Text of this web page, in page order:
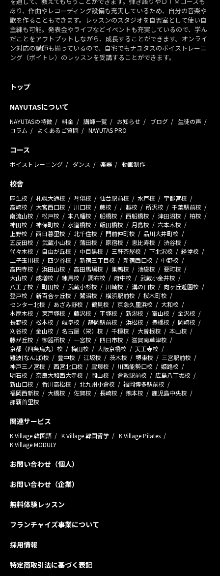
あり、作曲やレコーディング設備も充実しているため、自分の音楽や
歌を作ることもできます。レッスンのスタジオを自習室として使い自
主練も可能。発表会やライブなどイベントも充実しているので、学ん
だことをアウトプットしながら、成長することができます。オンライ
ン対応の講師も揃っているので、自宅でもナユタスのボイストレーニ
ング（ボイトレ）のレッスンを受講することができます。
トップ
NAYUTASについて
NAYUTASの特徴 料金 講師一覧 お知らせ ブログ
生徒の声
コラム
よくあるご質問 NAYUTAS PRO
コース
ボイストレーニング ダンス 楽器 動画制作
校舎
麻生校 札幌大通校 琴似校 仙台駅前校 水戸校
宇都宮校
高崎校
大宮西口校 川口校 蕨校 川越校 所沢校
千葉駅前校
南流山校
松戸校 本八幡校 船橋校 西船橋校 津田沼校
柏校
神田校
神保町校 水道橋校 飯田橋校 月島校
六本木校
上野校
西日暮里校 北千住校 門前仲町校
品川大井町校
五反田校
武蔵小山校 蒲田校 原宿校 恵比寿校
渋谷校
代々木校
自由が丘校 中目黒校 三軒茶屋校 下北沢校
経堂校
二子玉川校
四ツ谷校 新宿三丁目校 新宿西口校
中野校
高円寺校
浜田山校 高田馬場校 巣鴨校 池袋校
要町校
大山校
成増校 練馬校 調布校 府中校
武蔵小金井校
八王子校
町田校 武蔵小杉校 川崎校 溝の口校
向ヶ丘遊園校
登戸校
新百合ヶ丘校 鷺沼校 横浜駅前校
桜木町校
センター北校
あざみ野校 鶴見校 京急久里浜校
大和校
本厚木校
東戸塚校 藤沢校 平塚校 新潟校 富山校
金沢校
長野校
松本校 岐阜校 静岡駅前校 浜松校 豊橋校
岡崎校
刈谷校
金山校 名古屋（栄）校 千種校 大曽根校
本山校
藤が丘校
御器所校 一宮校 四日市校
滋賀南草津校
京都（四条烏丸）校
梅田校 大阪京橋校
天王寺校
難波(なんば)校
豊中校 江坂校 茨木校 堺東校
三宮駅前校
神戸三ノ宮校
西宮北口校 宝塚校 川西能勢口校
姫路校
明石校
奈良大和西大寺校 岡山校 倉敷駅前校
広島八丁堀校
新山口校
香川高松校 北九州小倉校
福岡博多駅前校
福岡西新校
大橋校 佐賀校 長崎校 熊本校
鹿児島中央校
那覇首里校
関連サービス
K Village 韓国語 K Village 韓国留学
K Village Pilates
K Village MODULY
お問い合わせ（個人）
お問い合わせ（企業）
無料体験レッスン
フランチャイズ事業について
採用情報
特定商取引法に基づく表記